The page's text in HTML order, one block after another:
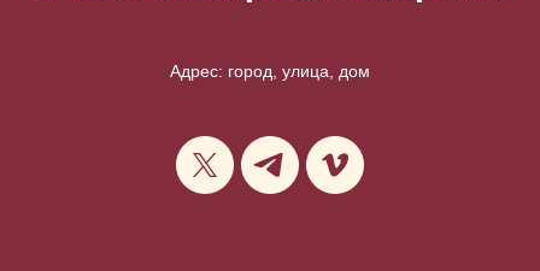
Адрес: город, улица, дом